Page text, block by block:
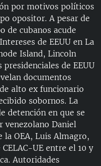
por motivos políticos
opositor. A pesar de
de cubanos acude
de EEUU en La
Island, Lincoln
presidenciales de EEUU
documentos
alto ex funcionario
sobornos. La
detención en que se
venezolano Daniel
la OEA, Luis Almagro,
UE entre el 10 y
Autoridades